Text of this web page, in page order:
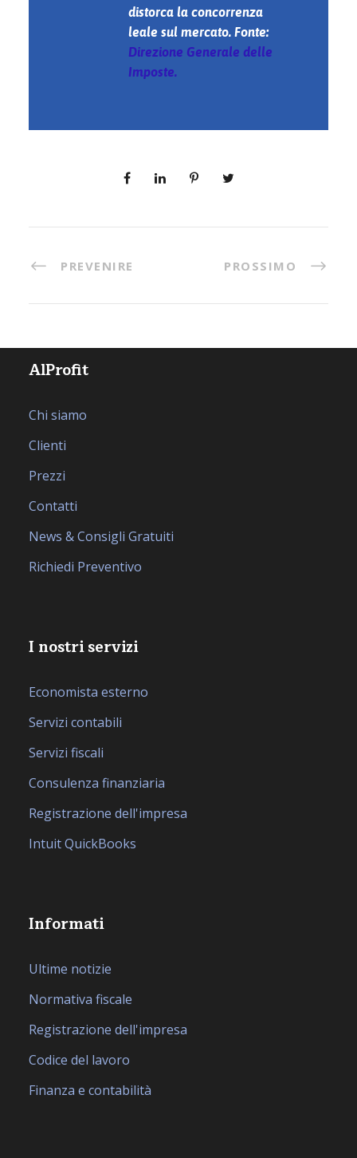
distorca la concorrenza
leale sul mercato. Fonte:
Direzione Generale delle
Imposte.
PREVENIRE PROSSIMO
AlProfit
Chi siamo
Clienti
Prezzi
Contatti
News & Consigli Gratuiti
Richiedi Preventivo
I nostri servizi
Economista esterno
Servizi contabili
Servizi fiscali
Consulenza finanziaria
Registrazione dell'impresa
Intuit QuickBooks
Informati
Ultime notizie
Normativa fiscale
Registrazione dell'impresa
Codice del lavoro
Finanza e contabilità